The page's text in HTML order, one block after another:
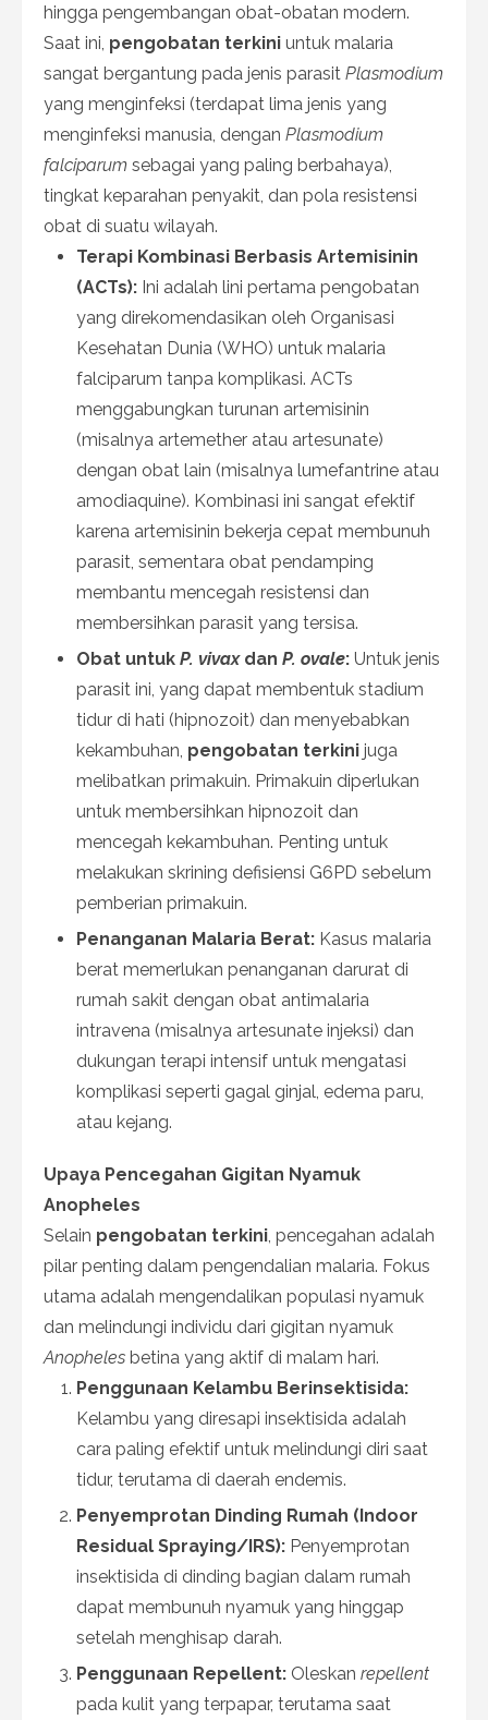
hingga pengembangan obat-obatan modern.
Saat ini, pengobatan terkini untuk malaria
sangat bergantung pada jenis parasit Plasmodium
yang menginfeksi (terdapat lima jenis yang
menginfeksi manusia, dengan Plasmodium
falciparum sebagai yang paling berbahaya),
tingkat keparahan penyakit, dan pola resistensi
obat di suatu wilayah.
Terapi Kombinasi Berbasis Artemisinin
(ACTs): Ini adalah lini pertama pengobatan
yang direkomendasikan oleh Organisasi
Kesehatan Dunia (WHO) untuk malaria
falciparum tanpa komplikasi. ACTs
menggabungkan turunan artemisinin
(misalnya artemether atau artesunate)
dengan obat lain (misalnya lumefantrine atau
amodiaquine). Kombinasi ini sangat efektif
karena artemisinin bekerja cepat membunuh
parasit, sementara obat pendamping
membantu mencegah resistensi dan
membersihkan parasit yang tersisa.
Obat untuk P. vivaxdan P. ovale: Untuk jenis
parasit ini, yang dapat membentuk stadium
tidur di hati (hipnozoit) dan menyebabkan
kekambuhan, pengobatan terkini juga
melibatkan primakuin. Primakuin diperlukan
untuk membersihkan hipnozoit dan
mencegah kekambuhan. Penting untuk
melakukan skrining defisiensi G6PD sebelum
pemberian primakuin.
Penanganan Malaria Berat: Kasus malaria
berat memerlukan penanganan darurat di
rumah sakit dengan obat antimalaria
intravena (misalnya artesunate injeksi) dan
dukungan terapi intensif untuk mengatasi
komplikasi seperti gagal ginjal, edema paru,
atau kejang.
Upaya Pencegahan Gigitan Nyamuk
Anopheles
Selain pengobatan terkini, pencegahan adalah
pilar penting dalam pengendalian malaria. Fokus
utama adalah mengendalikan populasi nyamuk
dan melindungi individu dari gigitan nyamuk
Anopheles betina yang aktif di malam hari.
Penggunaan Kelambu Berinsektisida:
Kelambu yang diresapi insektisida adalah
cara paling efektif untuk melindungi diri saat
tidur, terutama di daerah endemis.
Penyemprotan Dinding Rumah (Indoor
Residual Spraying/IRS): Penyemprotan
insektisida di dinding bagian dalam rumah
dapat membunuh nyamuk yang hinggap
setelah menghisap darah.
Penggunaan Repellent: Oleskan repellent
pada kulit yang terpapar, terutama saat